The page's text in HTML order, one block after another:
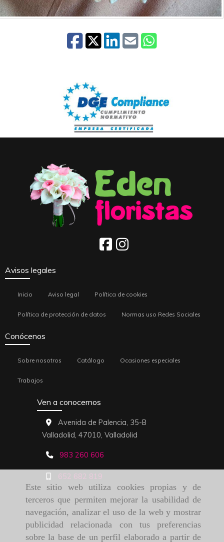
Este sitio web utiliza cookies propias y de
terceros que permiten mejorar la usabilidad de
navegación, analizar el uso de la web y mostrar
publicidad relacionada con tus preferencias
sobre la base de un perfil elaborado a partir de
Avisos legales
Inicio Aviso legal Política de cookies
Política de protección de datos Normas uso Redes Sociales
Conócenos
Sobre nosotros Catálogo Ocasiones especiales
Trabajos
Ven a conocernos
Avenida de Palencia, 35-B
Valladolid, 47010, Valladolid
983 260 606
652 682 819